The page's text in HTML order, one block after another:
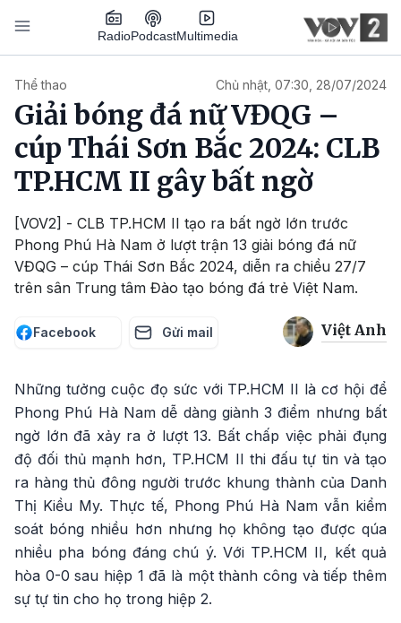
Nhảy đến nội dung
RadioPodcastMultimedia
Thể thao Chủ nhật, 07:30, 28/07/2024
Giải bóng đá nữ VĐQG –
cúp Thái Sơn Bắc 2024: CLB
TP.HCM II gây bất ngờ
[VOV2] - CLB TP.HCM II tạo ra bất ngờ lớn trước
Phong Phú Hà Nam ở lượt trận 13 giải bóng đá nữ
VĐQG – cúp Thái Sơn Bắc 2024, diễn ra chiều 27/7
trên sân Trung tâm Đào tạo bóng đá trẻ Việt Nam.
Facebook Gửi mail Việt Anh
Những tưởng cuộc đọ sức với TP.HCM II là cơ hội để
Phong Phú Hà Nam dễ dàng giành 3 điểm nhưng bất
ngờ lớn đã xảy ra ở lượt 13. Bất chấp việc phải đụng
độ đối thủ mạnh hơn, TP.HCM II thi đấu tự tin và tạo
ra hàng thủ đông người trước khung thành của Danh
Thị Kiều My. Thực tế, Phong Phú Hà Nam vẫn kiểm
soát bóng nhiều hơn nhưng họ không tạo được qúa
nhiều pha bóng đáng chú ý. Với TP.HCM II, kết quả
hòa 0-0 sau hiệp 1 đã là một thành công và tiếp thêm
sự tự tin cho họ trong hiệp 2.